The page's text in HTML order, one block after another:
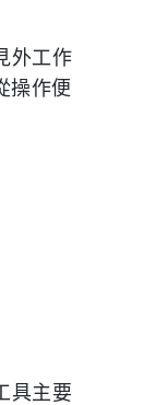
外工作
操作便
具主要